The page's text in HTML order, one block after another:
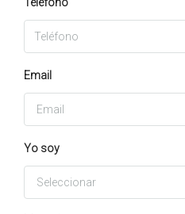
Email
Yo soy
Seleccionar